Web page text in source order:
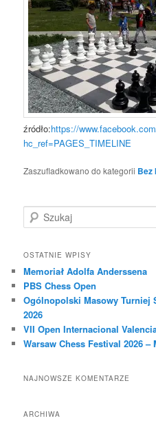
źródło:https://
hc_ref=PAGES_TIMELINE
Zaszufladkowano do kategorii Bez
z
k
j
OSTATNIE WPISY
Memoriał Adolfa Anderssena
PBS Chess Open
Ogólnopolski Masowy Turniej
2026
VII Open Internacional
Warsaw Chess Festival 2026 –
NAJNOWSZE KOMENTARZE
ARCHIWA